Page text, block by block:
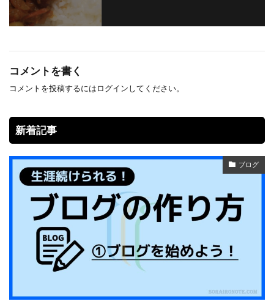
コメントを書く
コメントを投稿するにはログインしてください。
新着記事
ブログ